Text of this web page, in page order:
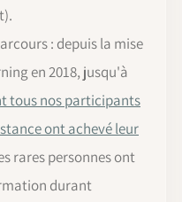
: depuis la mise
en 2018, jusqu'à
tous nos participants
ont achevé leur
rares personnes ont
durant